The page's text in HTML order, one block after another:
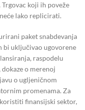
koji ih poveže
lako replicirati.
paket snabdevanja
bi uključivao ugovorene
raspodelu
o merenoj
o ugljeničnom
promenama. Za
finansijski sektor,